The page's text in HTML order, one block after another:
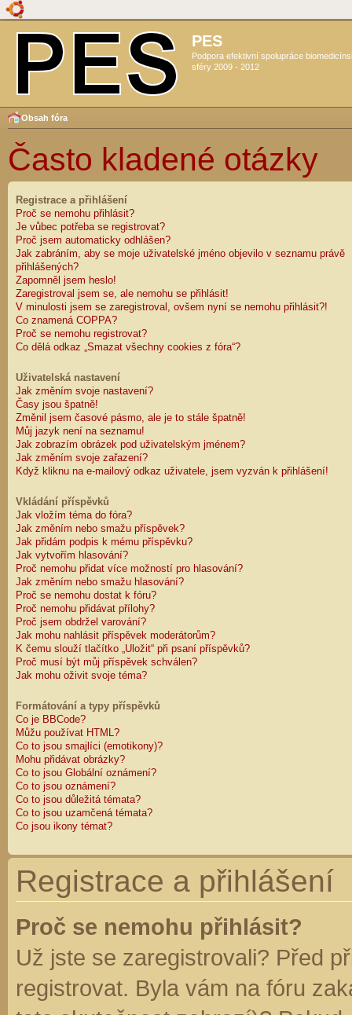
PES
Podpora efektivní spolupráce
sféry 2009 - 2012
Obsah fóra
Často kladené otázky
Registrace a přihlášení
Proč se nemohu přihlásit?
Je vůbec potřeba se registrovat?
Proč jsem automaticky odhlášen?
Jak zabráním, aby se moje uživatelské jméno objevilo v seznamu právě
přihlášených?
Zapomněl jsem heslo!
Zaregistroval jsem se, ale nemohu se přihlásit!
V minulosti jsem se zaregistroval, ovšem nyní se nemohu přihlásit?!
Co znamená COPPA?
Proč se nemohu registrovat?
Co dělá odkaz „Smazat všechny cookies z fóra“?
Uživatelská nastavení
Jak změním svoje nastavení?
Časy jsou špatně!
Změnil jsem časové pásmo, ale je to stále špatně!
Můj jazyk není na seznamu!
Jak zobrazím obrázek pod uživatelským jménem?
Jak změním svoje zařazení?
Když kliknu na e-mailový odkaz uživatele, jsem vyzván k přihlášení!
Vkládání příspěvků
Jak vložím téma do fóra?
Jak změním nebo smažu příspěvek?
Jak přidám podpis k mému příspěvku?
Jak vytvořím hlasování?
Proč nemohu přidat více možností pro hlasování?
Jak změním nebo smažu hlasování?
Proč se nemohu dostat k fóru?
Proč nemohu přidávat přílohy?
Proč jsem obdržel varování?
Jak mohu nahlásit příspěvek moderátorům?
K čemu slouží tlačítko „Uložit“ při psaní příspěvků?
Proč musí být můj příspěvek schválen?
Jak mohu oživit svoje téma?
Formátování a typy příspěvků
Co je BBCode?
Můžu používat HTML?
Co to jsou smajlíci (emotikony)?
Mohu přidávat obrázky?
Co to jsou Globální oznámení?
Co to jsou oznámení?
Co to jsou důležitá témata?
Co to jsou uzamčená témata?
Co jsou ikony témat?
Registrace a přihlášení
Proč se nemohu přihlásit?
Už jste se zaregistrovali? Před
registrovat. Byla vám na fóru